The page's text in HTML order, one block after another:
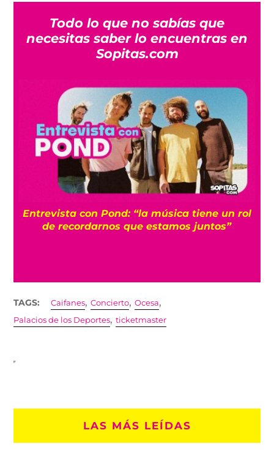
Todo lo que no sabías que
necesitas saber lo encuentras en
Sopitas.com
Entrevista con Pond: “la música tiene un rol
de recordarnos que estamos juntos”
TAGS: Caifanes,Concierto,Ocesa,
Palacios de los Deportes,ticketmaster
LAS MÁS LEÍDAS